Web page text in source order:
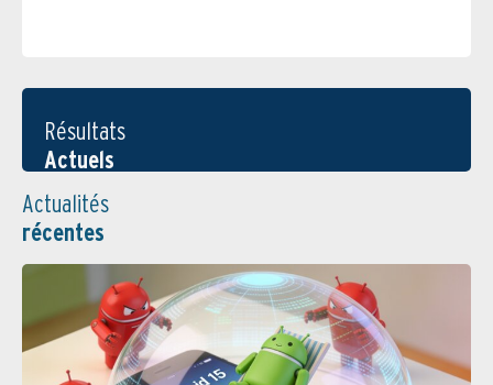
Résultats
Actuels
Actualités
récentes